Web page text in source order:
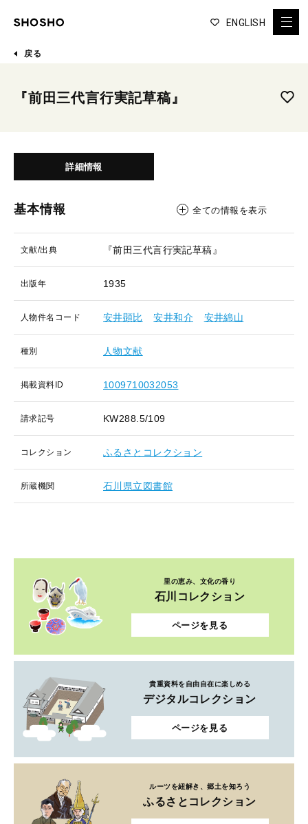
ENGLISH
戻る
『前田三代言行実記草稿』
詳細情報
基本情報 全ての情報を表示
文献/出典 『前田三代言行実記草稿』
出版年 1935
人物件名コード 安井顕比 安井和介 安井綿山
種別 人物文献
掲載資料ID 1009710032053
請求記号 KW288.5/109
コレクション ふるさとコレクション
所蔵機関 石川県立図書館
里の恵み、文化の香り
石川コレクション
ページを見る
貴重資料を自由自在に楽しめる
デジタルコレクション
ページを見る
ルーツを紐解き、郷土を知ろう
ふるさとコレクション